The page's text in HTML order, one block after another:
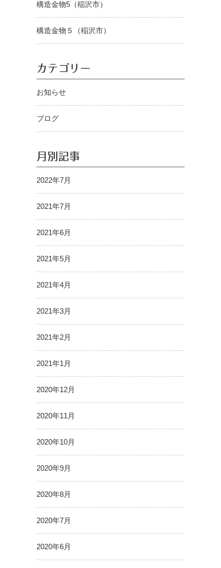
構造金物5（稲沢市）
構造金物５（稲沢市）
カテゴリー
お知らせ
ブログ
月別記事
2022年7月
2021年7月
2021年6月
2021年5月
2021年4月
2021年3月
2021年2月
2021年1月
2020年12月
2020年11月
2020年10月
2020年9月
2020年8月
2020年7月
2020年6月